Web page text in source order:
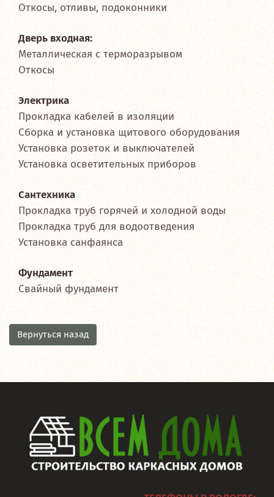
Откосы, отливы, подоконники
Дверь входная:
Металлическая с терморазрывом
Откосы
Электрика
Прокладка кабелей в изоляции
Сборка и установка щитового оборудования
Установка розеток и выключателей
Установка осветительных приборов
Сантехника
Прокладка труб горячей и холодной воды
Прокладка труб для водоотведения
Установка санфаянса
Фундамент
Свайный фундамент
Вернуться назад